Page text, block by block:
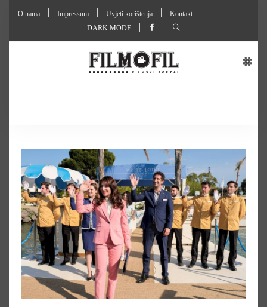
O nama Impressum Uvjeti korištenja
Kontakt
DARK MODE